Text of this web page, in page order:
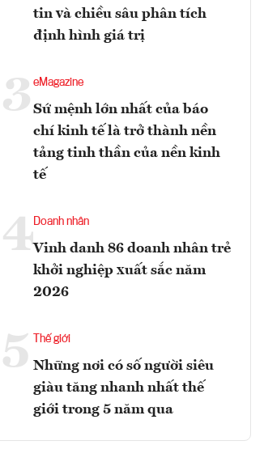
tin và chiều sâu phân tích
định hình giá trị
3 eMagazine
Sứ mệnh lớn nhất của báo
chí kinh tế là trở thành nền
tảng tinh thần của nền kinh
tế
4Doanh nhân
Vinh danh 86 doanh nhân trẻ
khởi nghiệp xuất sắc năm
2026
5 Thế giới
Những nơi có số người siêu
giàu tăng nhanh nhất thế
giới trong 5 năm qua